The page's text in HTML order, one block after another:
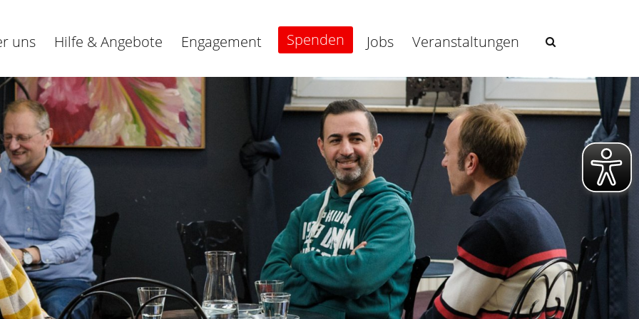
uns Hilfe & Angebote Engagement Spenden Jobs Veranstaltungen